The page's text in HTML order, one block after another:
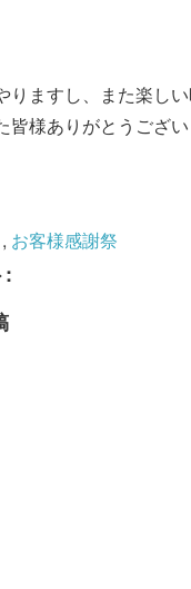
りますし、また楽し
皆様ありがとうござい
, お客様感謝祭
: